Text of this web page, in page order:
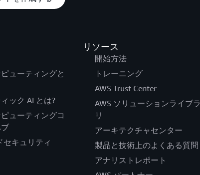
ューティングと
ック AI とは?
ューティングコ
セキュリティ
リソース
開始方法
トレーニング
AWS Trust Center
AWS ソリューションライブラ
リ
アーキテクチャセンター
製品と技術上のよくある質問
アナリストレポート